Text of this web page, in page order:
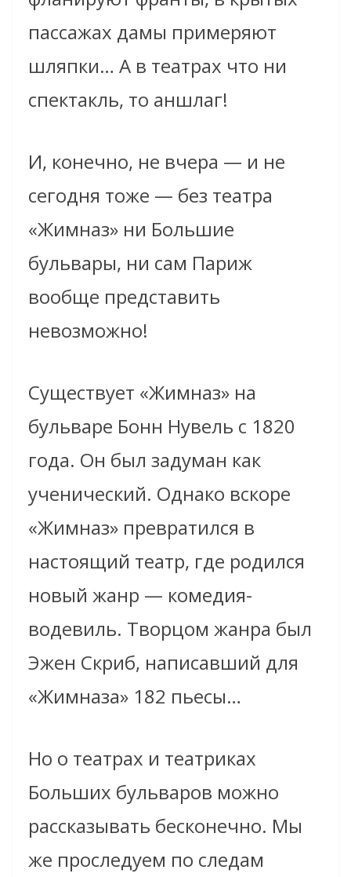
пассажах дамы примеряют
шляпки… А в театрах что ни
спектакль, то аншлаг!
И, конечно, не вчера — и не
сегодня тоже — без театра
«Жимназ» ни Большие
бульвары, ни сам Париж
вообще представить
невозможно!
Существует «Жимназ» на
бульваре Бонн Нувель с 1820
года. Он был задуман как
ученический. Однако вскоре
«Жимназ» превратился в
настоящий театр, где родился
новый жанр — комедия-
водевиль. Творцом жанра был
Эжен Скриб, написавший для
«Жимназа» 182 пьесы…
Но o театрах и театриках
Больших бульваров можно
рассказывать бесконечно. Мы
же проследуем по следам